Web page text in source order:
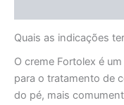
Quais as indicações
O creme Fortolex é
para o tratamento de
do pé, mais